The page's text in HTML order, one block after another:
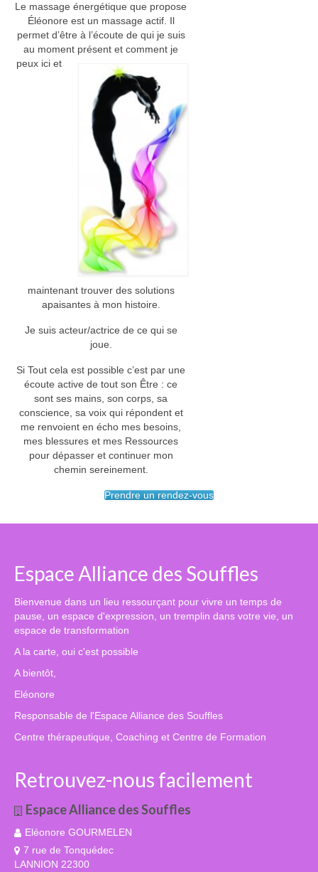
Annales akashiques
Relation à l’argent
Mieux-être et auto-guérison
Se sortir d’une situation
Se révéler à soi
Formation Energéticien-ne diplômante
Initiation aux Soins Energétiques
Formation Constellations Systémiques
Familiales Karmiques Chamaniques et Animales
Accompagnement des Thérapeutes
Accompagnement personnalisé
Constellation professionnelle
Cercle de Pratiques thérapeutes et futurs
thérapeutes
Agenda 2026
Contact et Tarifs
Le massage énergétique que propose
Éléonore est un massage actif. Il
permet d’être à l’écoute de qui je suis
au moment présent et comment je
peux ici et
maintenant trouver des solutions
apaisantes à mon histoire.
Je suis acteur/actrice de ce qui se
joue.
Si Tout cela est possible c’est par une
écoute active de tout son Être : ce
sont ses mains, son corps, sa
conscience, sa voix qui répondent et
me renvoient en écho mes besoins,
mes blessures et mes Ressources
pour dépasser et continuer mon
chemin sereinement.
Prendre un rendez-vous
Espace Alliance des Souffles
Bienvenue dans un lieu ressourçant pour vivre un temps de
pause, un espace d'expression, un tremplin dans votre vie, un
espace de transformation
A la carte, oui c'est possible
A bientôt,
Eléonore
Responsable de l'Espace Alliance des Souffles
Centre thérapeutique, Coaching et Centre de Formation
Retrouvez-nous facilement
Espace Alliance des Souffles
Eléonore GOURMELEN
7 rue de Tonquédec
LANNION 22300